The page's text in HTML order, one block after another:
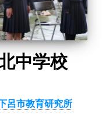
中学校
呂市教育研究所